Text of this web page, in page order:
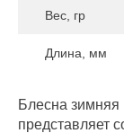
Вес, гр
Длина, мм
Блесна
представляет